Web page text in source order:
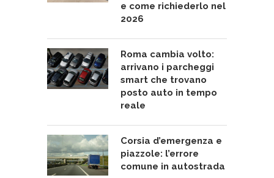
e come richiederlo nel
2026
Roma cambia volto:
arrivano i parcheggi
smart che trovano
posto auto in tempo
reale
Corsia d’emergenza e
piazzole: l’errore
comune in autostrada